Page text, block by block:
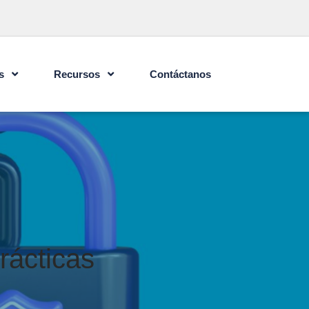
Recursos Contáctanos